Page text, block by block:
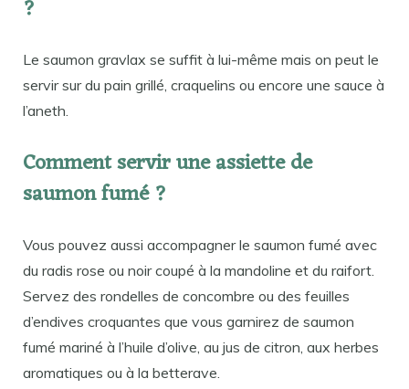
?
Le saumon gravlax se suffit à lui-même mais on peut le
servir sur du pain grillé, craquelins ou encore une sauce à
l’aneth.
Comment servir une assiette de
saumon fumé ?
Vous pouvez aussi accompagner le saumon fumé avec
du radis rose ou noir coupé à la mandoline et du raifort.
Servez des rondelles de concombre ou des feuilles
d’endives croquantes que vous garnirez de saumon
fumé mariné à l’huile d’olive, au jus de citron, aux herbes
aromatiques ou à la betterave.